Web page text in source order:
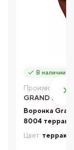
В наличии
GRAND LINE
Воронка
8004
Цвет: